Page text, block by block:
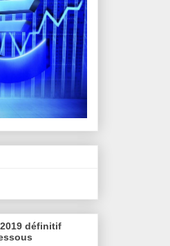
définitif